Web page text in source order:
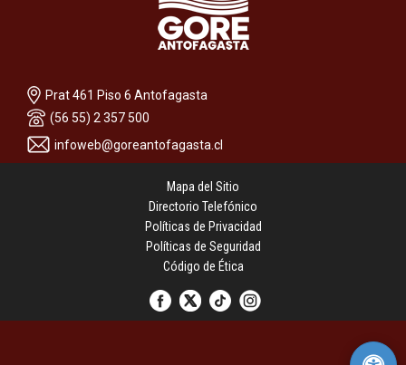
Prat 461 Piso 6 Antofagasta
(56 55) 2 357 500
infoweb@goreantofagasta.cl
Mapa del Sitio
Directorio Telefónico
Políticas de Privacidad
Políticas de Seguridad
Código de Ética